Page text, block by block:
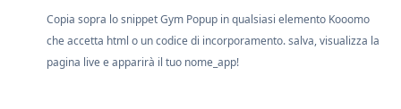
Copia sopra lo snippet Gym Popup in qualsiasi elemento Kooomo
che accetta html o un codice di incorporamento. salva, visualizza la
pagina live e apparirà il tuo nome_app!